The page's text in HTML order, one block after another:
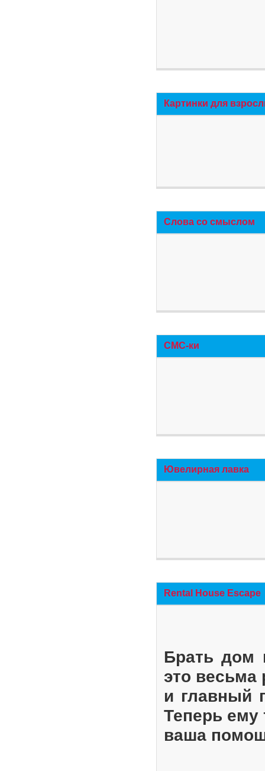
Картинки для
Слова со смыслом
СМС-ки
Ювелирная лавка
Rental House Escape
Брать дом
это весьма
и главный
Теперь ему
ваша